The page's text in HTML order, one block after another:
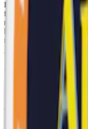
Ingredienser:
förtjockningsmedel (E401,
medel (E1520, propan-
kaliumkarbonater),
nikotin samt
Om Après No.3
Après No.3 Lemon Curd
kännetecknas av en söt-
cirka 50% större än
prilla väger 0,55 gram.